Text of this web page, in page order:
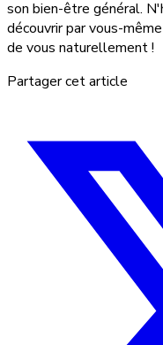
son bien-être général.
découvrir par vous-
de vous naturellement !
Partager cet article